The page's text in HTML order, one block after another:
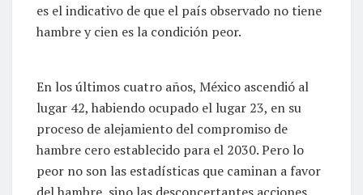
es el indicativo de que el país observado no tiene
hambre y cien es la condición peor.
En los últimos cuatro años, México ascendió al
lugar 42, habiendo ocupado el lugar 23, en su
proceso de alejamiento del compromiso de
hambre cero establecido para el 2030. Pero lo
peor no son las estadísticas que caminan a favor